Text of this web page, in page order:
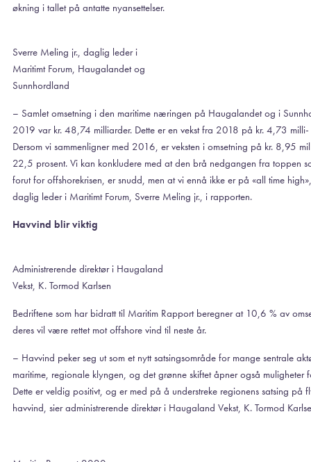
økning i tallet på antatte nyansettelser.
Sverre Meling jr., daglig leder i
Maritimt Forum, Haugalandet og
Sunnhordland
– Samlet omsetning i den maritime næringen på Haugalandet og i
2019 var kr. 48,74 milliarder. Dette er en vekst fra 2018 på kr. 4,73 milli-
Dersom vi sammenligner med 2016, er veksten i omsetning på kr. 8,95
22,5 prosent. Vi kan konkludere med at den brå nedgangen fra toppen
forut for offshorekrisen, er snudd, men at vi ennå ikke er på «all time
daglig leder i Maritimt Forum, Sverre Meling jr., i rapporten.
Havvind blir viktig
Administrerende direktør i Haugaland
Vekst, K. Tormod Karlsen
Bedriftene som har bidratt til Maritim Rapport beregner at 10,6 % av
deres vil være rettet mot offshore vind til neste år.
– Havvind peker seg ut som et nytt satsingsområde for mange sentrale
maritime, regionale klyngen, og det grønne skiftet åpner også muligheter
Dette er veldig positivt, og er med på å understreke regionens satsing på
havvind, sier administrerende direktør i Haugaland Vekst, K. Tormod